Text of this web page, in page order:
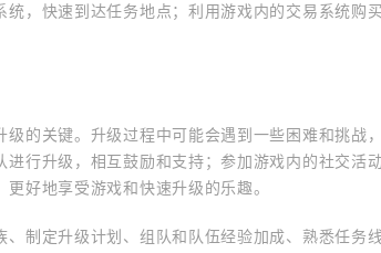
统，快速到达任务地点；利用游戏内的交易系统购
级的关键。升级过程中可能会遇到一些困难和挑战
进行升级，相互鼓励和支持；参加游戏内的社交活
好地享受游戏和快速升级的乐趣。
、制定升级计划、组队和队伍经验加成、熟悉任务